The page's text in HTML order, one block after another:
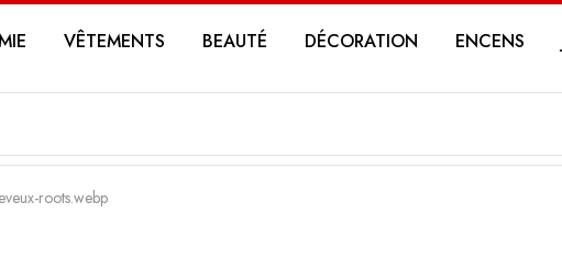
VÊTEMENTS BEAUTÉ DÉCORATION ENCENS
roots.webp